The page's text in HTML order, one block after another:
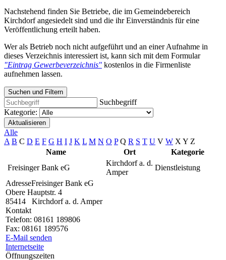
Nachstehend finden Sie Betriebe, die im Gemeindebereich
Kirchdorf angesiedelt sind und die ihr Einverständnis für eine
Veröffentlichung erteilt haben.
Wer als Betrieb noch nicht aufgeführt und an einer Aufnahme in
dieses Verzeichnis interessiert ist, kann sich mit dem Formular
"Eintrag Gewerbeverzeichnis" kostenlos in die Firmenliste
aufnehmen lassen.
Suchen und Filtern
Suchbegriff
Kategorie:
Aktualisieren
Alle
A B C D E F G H I J K L M N O P Q R S T U V W XY Z
Name
Ort
Kategorie
Freisinger Bank eG
Kirchdorf a. d.
Amper
Dienstleistung
AdresseFreisinger Bank eG
Obere Hauptstr. 4
85414
Kirchdorf a. d. Amper
Kontakt
Telefon: 08161 189806
Fax: 08161 189576
E-Mail senden
Internetseite
Öffnungszeiten